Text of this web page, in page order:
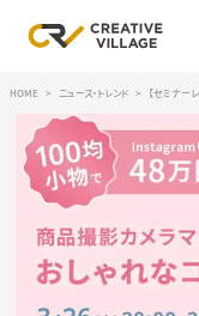
ACCOUNT
ログイン
RECRUIT
クリエイター求人を
HOME ニュース・トレンド 【セミナー